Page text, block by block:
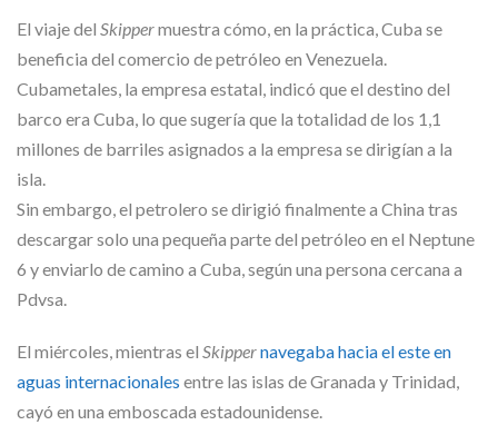
El viaje del Skippermuestra cómo, en la práctica, Cuba se
beneficia del comercio de petróleo en Venezuela.
Cubametales, la empresa estatal, indicó que el destino del
barco era Cuba, lo que sugería que la totalidad de los 1,1
millones de barriles asignados a la empresa se dirigían a la
isla.
Sin embargo, el petrolero se dirigió finalmente a China tras
descargar solo una pequeña parte del petróleo en el Neptune
6 y enviarlo de camino a Cuba, según una persona cercana a
Pdvsa.
El miércoles, mientras el Skippernavegaba hacia el este en
aguas internacionales entre las islas de Granada y Trinidad,
cayó en una emboscada estadounidense.